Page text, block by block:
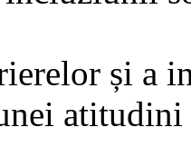
și a